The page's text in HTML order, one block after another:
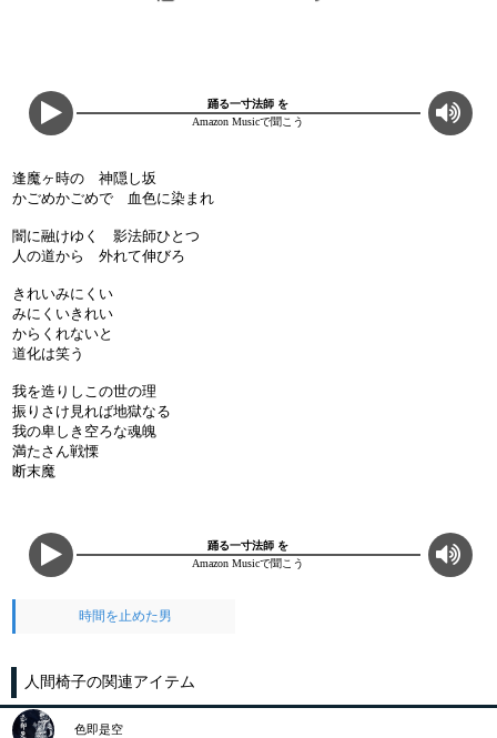
踊る一寸法師 を
Amazon Musicで聞こう
逢魔ヶ時の 神隠し坂
かごめかごめで 血色に染まれ
闇に融けゆく 影法師ひとつ
人の道から 外れて伸びろ
きれいみにくい
みにくいきれい
からくれないと
道化は笑う
我を造りしこの世の理
振りさけ見れば地獄なる
我の卑しき空ろな魂魄
満たさん戦慄
断末魔
踊る一寸法師 を
Amazon Musicで聞こう
時間を止めた男
人間椅子の関連アイテム
色即是空